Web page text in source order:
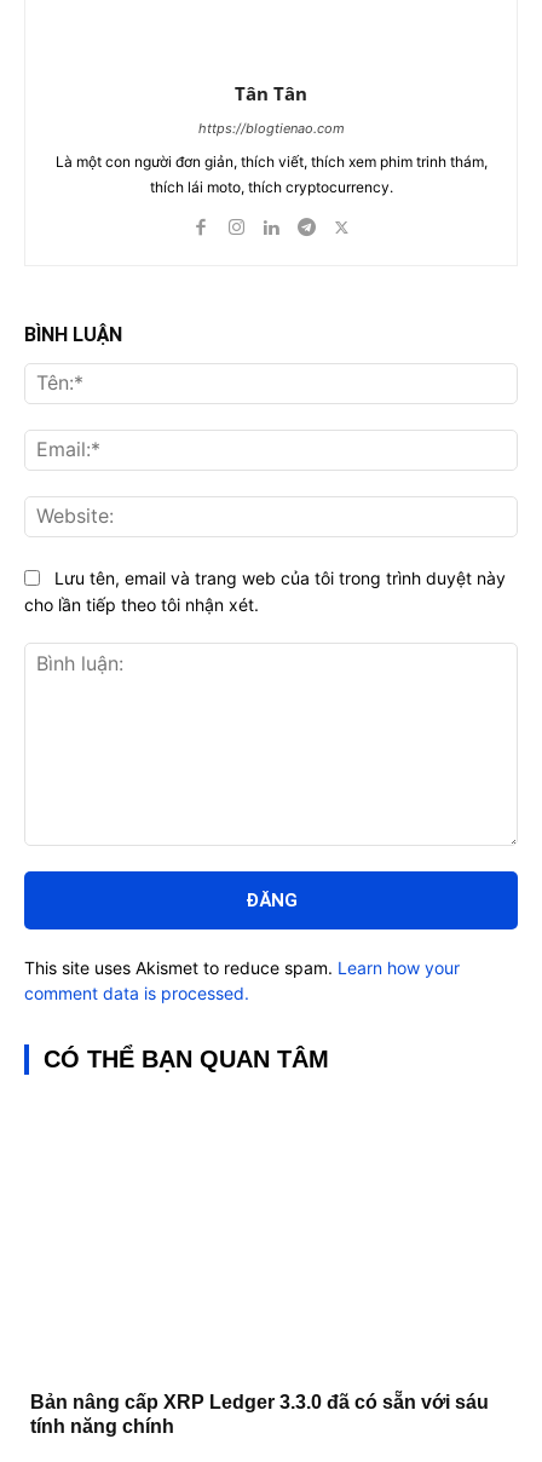
Tân Tân
https://blogtienao.com
Là một con người đơn giản, thích viết, thích xem phim trinh thám,
thích lái moto, thích cryptocurrency.
BÌNH LUẬN
luận:
Lưu tên, email và trang web của tôi trong trình duyệt này
cho lần tiếp theo tôi nhận xét.
This site uses Akismet to reduce spam. Learn how your
comment data is processed.
CÓ THỂ BẠN QUAN TÂM
Bản nâng cấp XRP Ledger 3.3.0 đã có sẵn với sáu
tính năng chính